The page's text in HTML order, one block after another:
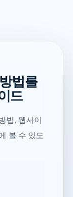
법를
드
법, 웹사이
볼 수 있도